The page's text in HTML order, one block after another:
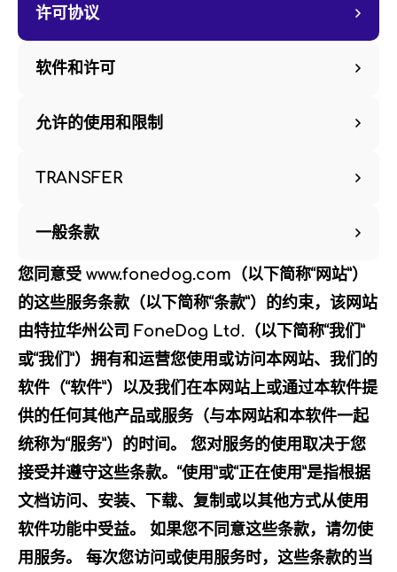
许可协议
软件和许可
允许的使用和限制
TRANSFER
一般条款
您同意受 www.fonedog.com（以下简称“网站”）
的这些服务条款（以下简称“条款”）的约束，该网站
由特拉华州公司 FoneDog Ltd.（以下简称“我们”
或“我们”）拥有和运营您使用或访问本网站、我们的
软件（“软件”）以及我们在本网站上或通过本软件提
供的任何其他产品或服务（与本网站和本软件一起
统称为“服务”）的时间。 您对服务的使用取决于您
接受并遵守这些条款。“​​使用”或“正在使用”是指根据
文档访问、安装、下载、复制或以其他方式从使用
软件功能中受益。 如果您不同意这些条款，请勿使
用服务。 每次您访问或使用服务时，这些条款的当